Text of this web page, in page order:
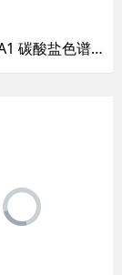
RUIPU-CA1 碳酸盐色谱柱